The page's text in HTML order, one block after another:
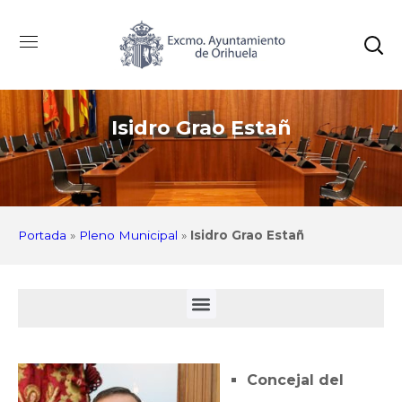
Isidro Grao Estañ
Portada » Pleno Municipal » Isidro Grao Estañ
Concejal del